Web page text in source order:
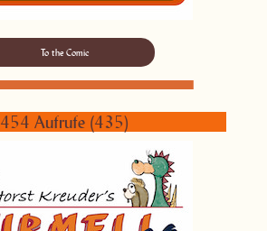
To the Comic
454 Aufrufe (435)